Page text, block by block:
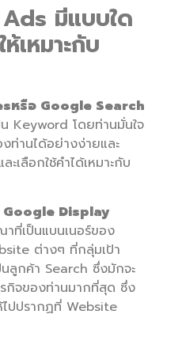
มีแบบใด
เหมาะกับ
หรือ Google Search
Keyword โดยท่านมั่นใจ
ท่านได้อย่างง่ายและ
ะเลือกใช้คำได้เหมาะกับ
Google Display
ที่เป็นแบนเนอร์ของ
ต่างๆ ที่กลุ่มเป้า
ลูกค้า Search ซึ่งมักจะ
กิจของท่านมากที่สุด ซึ่ง
ไปปรากฏที่ Website